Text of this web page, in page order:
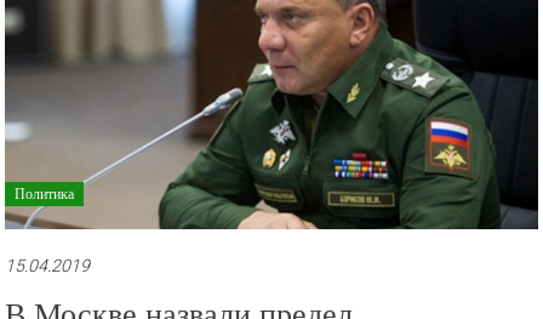
Политика
15.04.2019